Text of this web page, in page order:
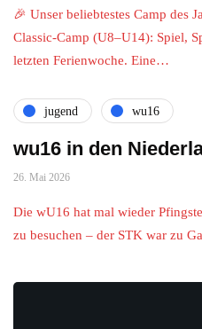
🎉 Unser beliebtestes Camp des
Classic-Camp (U8–U14): Spiel,
letzten Ferienwoche. Eine…
jugend wu16
wu16 in den
26. Mai 2026
Die wU16 hat mal wieder
zu besuchen – der STK war zu